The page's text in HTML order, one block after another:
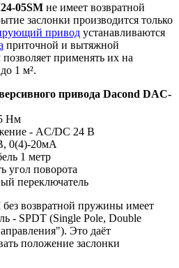
05SM не имеет возвратной
заслонки производится только
привод устанавливаются
приточной и вытяжной
применять их на
1 м².
привода Dacond DAC-
Нм
- AC/DC 24 В
0(4)-20мА
1 метр
угол поворота
переключатель
без возвратной пружины имеет
- SPDT (Single Pole, Double
Это даёт
положение заслонки